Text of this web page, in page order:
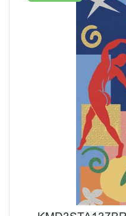
серия Матисс позволяет
сделаны как единый